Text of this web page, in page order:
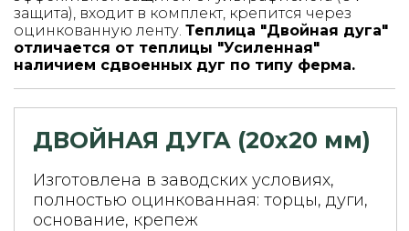
защита), входит в комплект, крепится через
оцинкованную ленту. Теплица "Двойная дуга"
отличается от теплицы "Усиленная"
наличием сдвоенных дуг по типу ферма.
ДВОЙНАЯ ДУГА (20х20 мм)
Изготовлена в заводских условиях,
полностью оцинкованная: торцы, дуги,
основание, крепеж